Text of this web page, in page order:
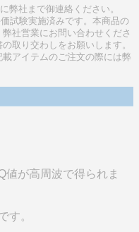
弊社まで御連絡ください。
試験実施済みです。本商品の
社営業にお問い合わせくださ
取り交わしをお願いします。
アイテムのご注文の際には弊
値が高周波で得られま
す。